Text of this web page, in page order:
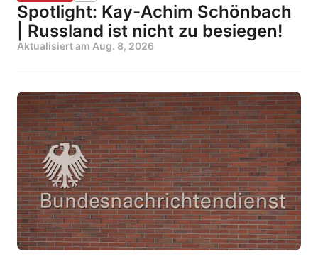
Spotlight: Kay-Achim Schönbach
| Russland ist nicht zu besiegen!
Aktualisiert am Aug. 8, 2026